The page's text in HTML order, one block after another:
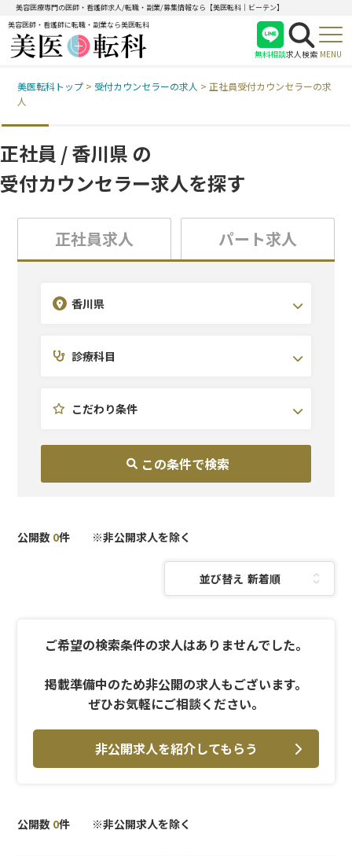
美容医療専門の医師・看護師求人/転職・副業/募集情報なら【美医転科｜ビーテン】
美容医師・看護師に転職・副業なら美医転科
無料相談
医師
求人検索 MENU
美医転科トップ > 受付カウンセラーの求人 >正社員受付カウンセラーの求
人
正社員 / 香川県 の
受付カウンセラー求人を探す
正社員求人 パート求人
香川県
エリアを選択(複数選択可)
関東
北陸・甲信越
関西
診療科目
診療科目を選択(複数選択可)
形成外科
皮膚科
予防医療こだわり条件
こだわり条件を選択(複数選択可)
休日120日~
研修充実
公開数 0件 ※非公開求人を除く
並び替え：
ご希望の検索条件の求人はありませんでした。
掲載準備中のため非公開の求人もございます。
ぜひお気軽にご相談ください。
非公開求人を紹介してもらう
公開数 0件 ※非公開求人を除く